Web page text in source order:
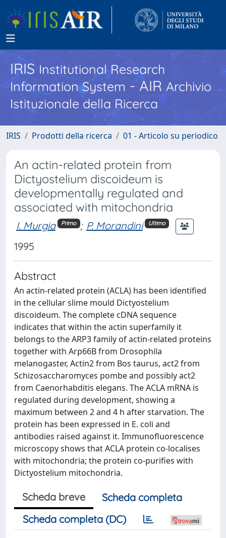
IRISInstitutional Research
Information System - AIR Archivio
Istituzionale della Ricerca
IRIS Prodotti della ricerca 01 - Articolo su periodico
An actin-related protein from
Dictyostelium discoideum is
developmentally regulated and
associated with mitochondria
I. Murgia Primo ; P. Morandini Ultimo
1995
Abstract
An actin-related protein (ACLA) has been identified
in the cellular slime mould Dictyostelium
discoideum. The complete cDNA sequence
indicates that within the actin superfamily it
belongs to the ARP3 family of actin-related proteins
together with Arp66B from Drosophila
melanogaster, Actin2 from Bos taurus, act2 from
Schizosaccharomyces pombe and possibly act2
from Caenorhabditis elegans. The ACLA mRNA is
regulated during development, showing a
maximum between 2 and 4 h after starvation. The
protein has been expressed in E. coli and
antibodies raised against it. Immunofluorescence
microscopy shows that ACLA protein co-localises
with mitochondria; the protein co-purifies with
Dictyostelium mitochondria.
Scheda breve
Scheda completa
Scheda completa (DC)